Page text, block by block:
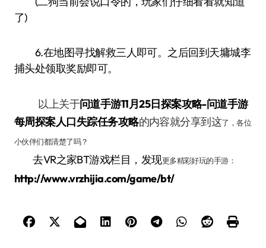
了)
6.在地图寻找解救三人即可。之后回到天墉城李
捕头处领取奖励即可。
以上关于问道手游11月25日探案攻略-问道手游
每周探案人口失踪任务攻略的内容就分享到这了，各位
小伙伴们都清楚了吗？
去VR之家BT游戏栏目，发现更多精彩好玩的手游：
http://www.vrzhijia.com/game/bt/